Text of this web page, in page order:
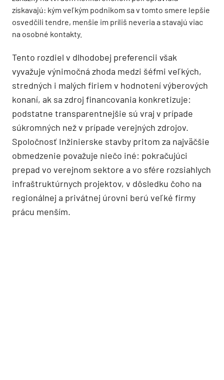
získavajú: kým veľkým podnikom sa v tomto smere lepšie
osvedčili tendre, menšie im príliš neveria a stavajú viac
na osobné kontakty.
Tento rozdiel v dlhodobej preferencii však
vyvažuje výnimočná zhoda medzi šéfmi veľkých,
stredných i malých firiem v hodnotení výberových
konaní, ak sa zdroj financovania konkretizuje:
podstatne transparentnejšie sú vraj v prípade
súkromných než v prípade verejných zdrojov.
Spoločnosť Inžinierske stavby pritom za najväčšie
obmedzenie považuje niečo iné: pokračujúci
prepad vo verejnom sektore a vo sfére rozsiahlych
infraštruktúrnych projektov, v dôsledku čoho na
regionálnej a privátnej úrovni berú veľké firmy
prácu menším.